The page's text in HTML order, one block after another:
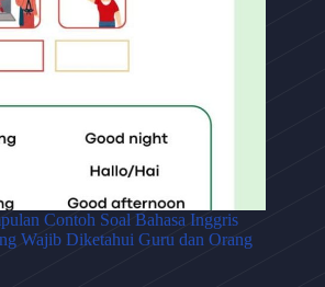
Contoh Soal Bahasa Inggris
Wajib Diketahui Guru dan Orang